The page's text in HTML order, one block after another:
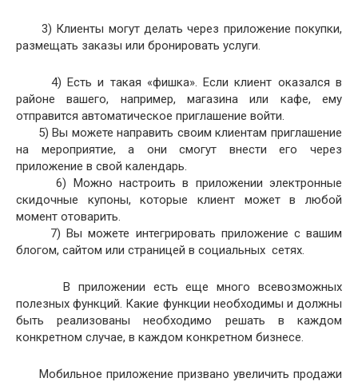
3) Клиенты могут делать через приложение покупки,
размещать заказы или бронировать услуги.
4) Есть и такая «фишка». Если клиент оказался в
районе вашего, например, магазина или кафе, ему
отправится автоматическое приглашение войти.
5) Вы можете направить своим клиентам приглашение
на мероприятие, а они смогут внести его через
приложение в свой календарь.
6) Можно настроить в приложении электронные
скидочные купоны, которые клиент может в любой
момент отоварить.
7) Вы можете интегрировать приложение с вашим
блогом, сайтом или страницей в социальных сетях.
В приложении есть еще много всевозможных
полезных функций. Какие функции необходимы и должны
быть реализованы необходимо решать в каждом
конкретном случае, в каждом конкретном бизнесе.
Мобильное приложение призвано увеличить продажи